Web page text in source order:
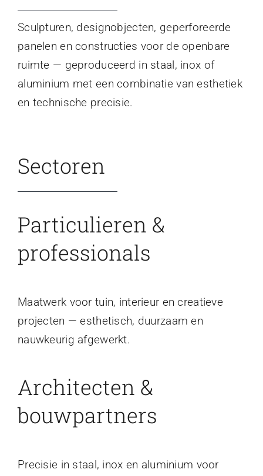
Sculpturen, designobjecten, geperforeerde
panelen en constructies voor de openbare
ruimte — geproduceerd in staal, inox of
aluminium met een combinatie van esthetiek
en technische precisie.
Sectoren
Particulieren &
professionals
Maatwerk voor tuin, interieur en creatieve
projecten — esthetisch, duurzaam en
nauwkeurig afgewerkt.
Architecten &
bouwpartners
Precisie in staal, inox en aluminium voor